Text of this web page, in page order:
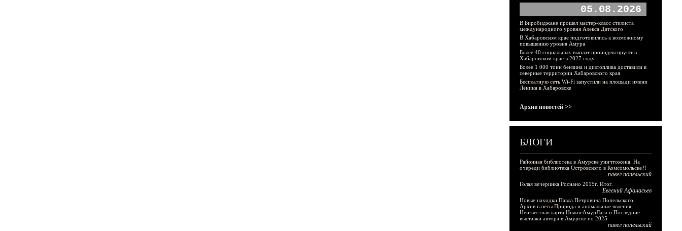
05.08.2026
В Биробиджане прошел мастер-класс стилиста
международного уровня Алекса Датского
В Хабаровском крае подготовились к возможному
повышению уровня Амура
Более 40 социальных выплат проиндексируют в
Хабаровском крае в 2027 году
Более 1 000 тонн бензина и дизтоплива доставили в
северные территории Хабаровского края
Бесплатную сеть Wi-Fi запустили на площади имени
Ленина в Хабаровске
Архив новостей >>
БЛОГИ
Районная библиотека в Амурске уничтожена. На
очереди библиотека Островского в Комсомольске?!
павел попельский
Голая вечеринка Роснано 2015г. Итог.
Евгений Афанасьев
Новые находки Павла Петровича Попельского:
Архив газеты Природа и аномальные явления,
Неизвестная карта НижнеАмурЛага и Последние
выставки автора в Амурске по 2025
павел попельский